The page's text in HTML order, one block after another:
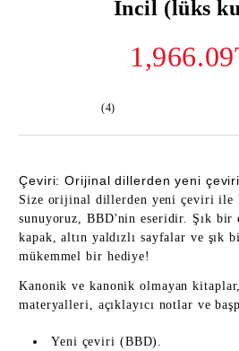
İncil (lüks
(4)
Çeviri: Orijinal dillerden yeni çeviri
Size orijinal dillerden yeni çeviri ile
sunuyoruz, BBD'nin eseridir. Şık bir
kapak, altın yaldızlı sayfalar ve şık
mükemmel bir hediye!
Kanonik ve kanonik olmayan
materyalleri, açıklayıcı notlar ve
Yeni çeviri (BBD).